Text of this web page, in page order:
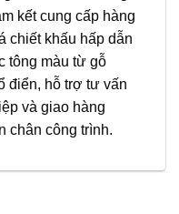
kết cung cấp hàng
chiết khấu hấp dẫn
tông màu từ gỗ
điển, hỗ trợ tư vấn
và giao hàng
chân công trình.